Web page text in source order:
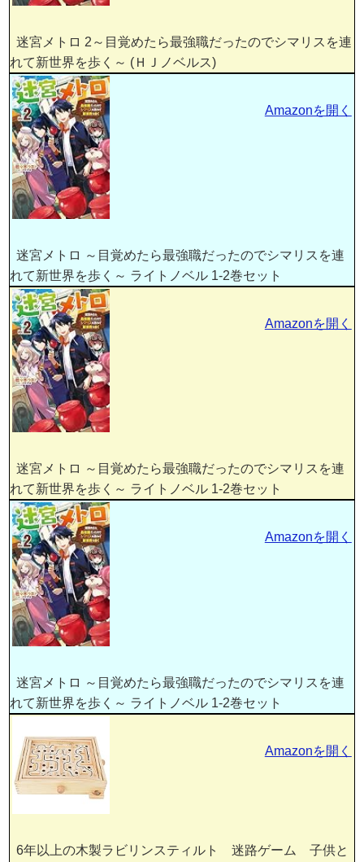
迷宮メトロ 2～目覚めたら最強職だったのでシマリスを連
れて新世界を歩く～ (ＨＪノベルス)
迷宮メトロ ～目覚めたら最強職だったのでシマリスを連
れて新世界を歩く～ ライトノベル 1-2巻セット
Amazonを開く
迷宮メトロ ～目覚めたら最強職だったのでシマリスを連
れて新世界を歩く～ ライトノベル 1-2巻セット
Amazonを開く
迷宮メトロ ～目覚めたら最強職だったのでシマリスを連
れて新世界を歩く～ ライトノベル 1-2巻セット
Amazonを開く
6年以上の木製ラビリンスティルト 迷路ゲーム 子供と
Amazonを開く